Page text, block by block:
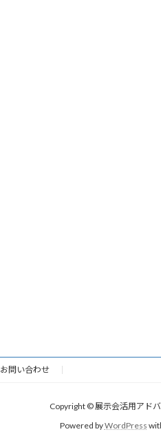
お問い合わせ
Copyright © 展示会活用アド
Powered byWordPress